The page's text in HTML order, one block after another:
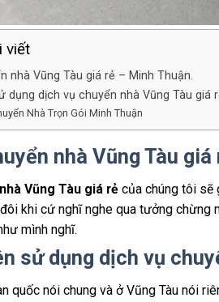
viết
nhà Vũng Tàu giá rẻ – Minh Thuận.
dụng dịch vụ chuyển nhà Vũng Tàu giá
Nhà Trọn Gói Minh Thuận
nhà Vũng Tàu
Vũng Tàu giá rẻ của chúng tôi sẽ
đôi khi cứ nghĩ nghe qua tưởng
mình nghĩ.
sử dụng dịch vụ
quốc nói chung và ở Vũng Tàu nói